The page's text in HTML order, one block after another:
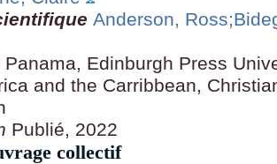
Anderson, Ross
Panama, Edinburgh Press
and the Carribbean,
Publié, 2022
collectif